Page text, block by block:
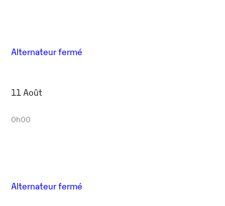
Alternateur fermé
11 Août
0h00
Alternateur fermé